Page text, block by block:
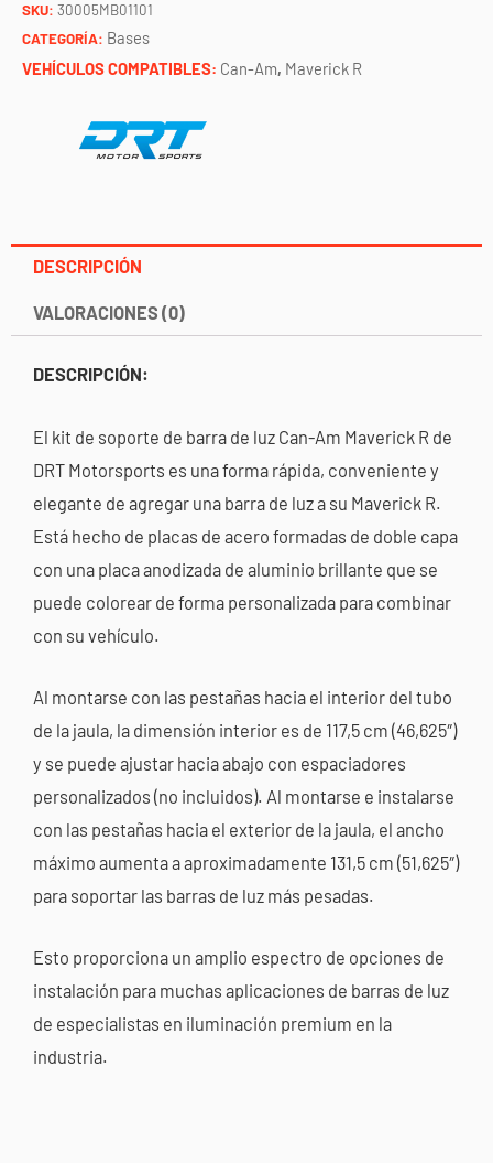
Maverick
R
cantidad
SKU: 30005MB01101
CATEGORÍA: Bases
VEHÍCULOS COMPATIBLES: Can-Am, Maverick R
DESCRIPCIÓN
VALORACIONES (0)
DESCRIPCIÓN:
El kit de soporte de barra de luz Can-Am Maverick R de
DRT Motorsports es una forma rápida, conveniente y
elegante de agregar una barra de luz a su Maverick R.
Está hecho de placas de acero formadas de doble capa
con una placa anodizada de aluminio brillante que se
puede colorear de forma personalizada para combinar
con su vehículo.
Al montarse con las pestañas hacia el interior del tubo
de la jaula, la dimensión interior es de 117,5 cm (46,625″)
y se puede ajustar hacia abajo con espaciadores
personalizados (no incluidos). Al montarse e instalarse
con las pestañas hacia el exterior de la jaula, el ancho
máximo aumenta a aproximadamente 131,5 cm (51,625″)
para soportar las barras de luz más pesadas.
Esto proporciona un amplio espectro de opciones de
instalación para muchas aplicaciones de barras de luz
de especialistas en iluminación premium en la
industria.